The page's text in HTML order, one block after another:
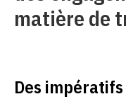
matière de
Des